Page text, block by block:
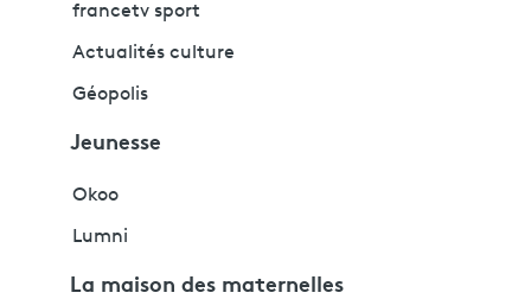
francetv sport
Actualités culture
Géopolis
Jeunesse
Okoo
Lumni
La maison des maternelles